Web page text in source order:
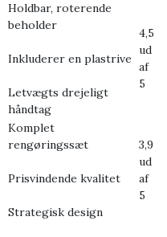
Holdbar, roterende
beholder
Inkluderer en plastrive
Letvægts drejeligt
håndtag
4,5
ud
af
5
Komplet
rengøringssæt
Prisvindende kvalitet
Strategisk design
3,9
ud
af
5